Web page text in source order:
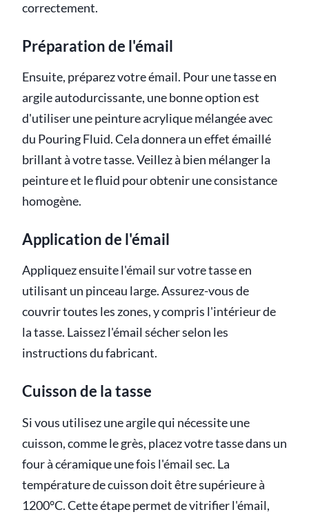
correctement.
Préparation de l'émail
Ensuite, préparez votre émail. Pour une tasse en
argile autodurcissante, une bonne option est
d'utiliser une peinture acrylique mélangée avec
du Pouring Fluid. Cela donnera un effet émaillé
brillant à votre tasse. Veillez à bien mélanger la
peinture et le fluid pour obtenir une consistance
homogène.
Application de l'émail
Appliquez ensuite l'émail sur votre tasse en
utilisant un pinceau large. Assurez-vous de
couvrir toutes les zones, y compris l'intérieur de
la tasse. Laissez l'émail sécher selon les
instructions du fabricant.
Cuisson de la tasse
Si vous utilisez une argile qui nécessite une
cuisson, comme le grès, placez votre tasse dans un
four à céramique une fois l'émail sec. La
température de cuisson doit être supérieure à
1200°C. Cette étape permet de vitrifier l'émail,